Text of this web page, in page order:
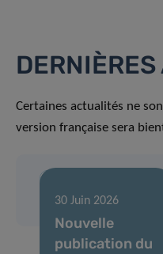
Certaines actualités ne
version française sera
30 Juin 2026
Nouvelle
publication du